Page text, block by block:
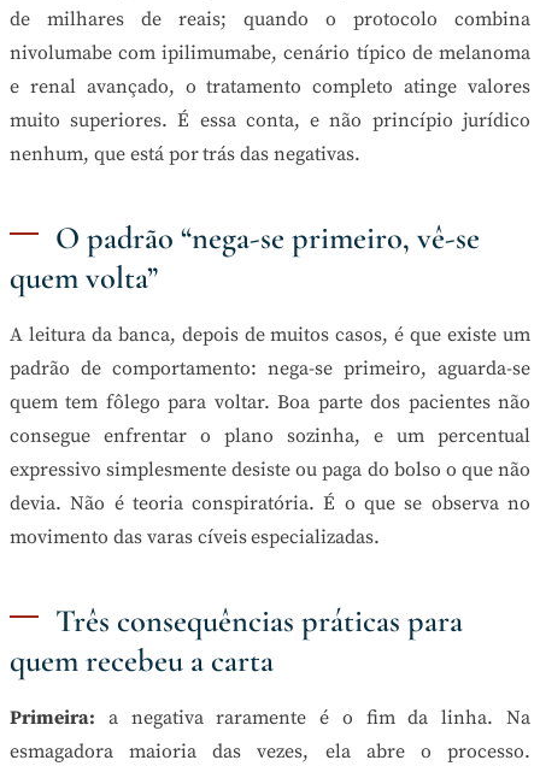
de milhares de reais; quando o protocolo combina
nivolumabe com ipilimumabe, cenário típico de melanoma
e renal avançado, o tratamento completo atinge valores
muito superiores. É essa conta, e não princípio jurídico
nenhum, que está por trás das negativas.
O padrão “nega-se primeiro, vê-se
quem volta”
A leitura da banca, depois de muitos casos, é que existe um
padrão de comportamento: nega-se primeiro, aguarda-se
quem tem fôlego para voltar. Boa parte dos pacientes não
consegue enfrentar o plano sozinha, e um percentual
expressivo simplesmente desiste ou paga do bolso o que não
devia. Não é teoria conspiratória. É o que se observa no
movimento das varas cíveis especializadas.
Três consequências práticas para
quem recebeu a carta
Primeira: a negativa raramente é o fim da linha. Na
esmagadora maioria das vezes, ela abre o processo.